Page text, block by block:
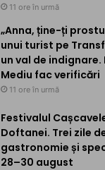
11 ore în urmă
„Anna, ține-ți
unui turist pe
un val de
Mediu fac verificări
11 ore în urmă
Festivalul
Doftanei. Trei zile
gastronomie și
28–30 august